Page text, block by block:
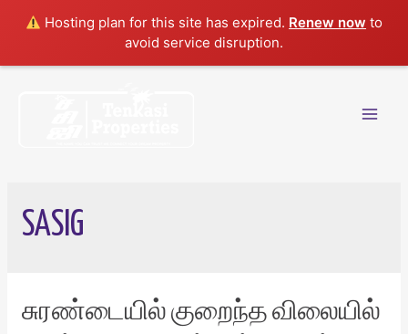
Hosting plan for this site has expired. Renew now to
avoid service disruption.
SASIG
சுரண்டையில் குறைந்த விலையில்